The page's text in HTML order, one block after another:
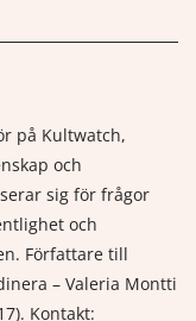
på Kultwatch,
och
sig för frågor
och
Författare till
– Valeria Montti
Kontakt: